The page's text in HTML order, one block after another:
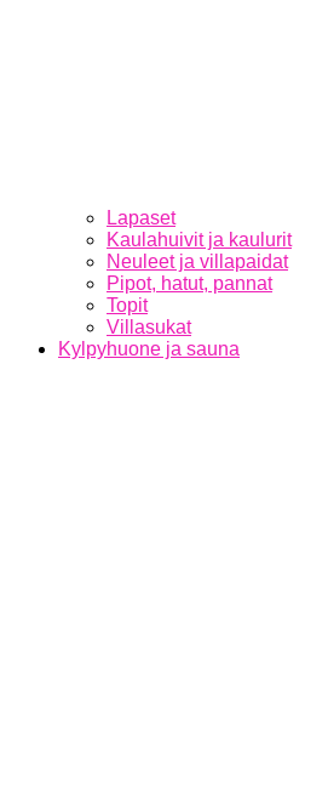
Lapaset
Kaulahuivit ja kaulurit
Neuleet ja villapaidat
Pipot, hatut, pannat
Topit
Villasukat
Kylpyhuone ja sauna